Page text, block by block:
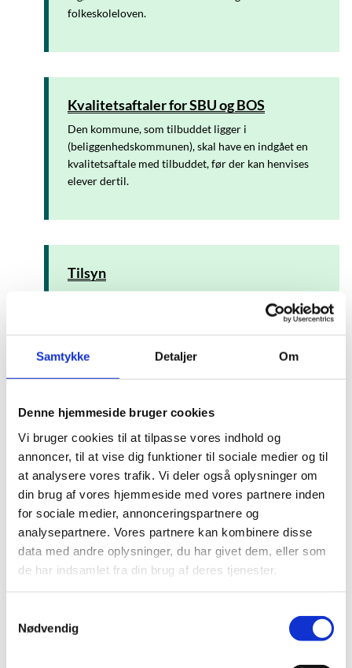
Samtykke Detaljer Om
Denne hjemmeside bruger cookies
Vi bruger cookies til at tilpasse vores indhold og
annoncer, til at vise dig funktioner til sociale medier og til
at analysere vores trafik. Vi deler også oplysninger om
din brug af vores hjemmeside med vores partnere inden
for sociale medier, annonceringspartnere og
analysepartnere. Vores partnere kan kombinere disse
data med andre oplysninger, du har givet dem, eller som
de har indsamlet fra din brug af deres tjenester.
Nødvendig
folkeskoleloven.
Kvalitetsaftaler for SBU og BOS
Den kommune, som tilbuddet ligger i
(beliggenhedskommunen), skal have en indgået en
kvalitetsaftale med tilbuddet, før der kan henvises
elever dertil.
Tilsyn
af kvalitetsaftaler og kommunernes tilsyn.
Vejledning
Styrelsen for Undervisning og Kvalitet vejleder
kommunerne mhp. forbedring af kvaliteten af
undervisningen på behandlings- og
specialundervisningstilbud og
specialundervisningstilbud på børne- og ungehjem.
Afrapporteringer